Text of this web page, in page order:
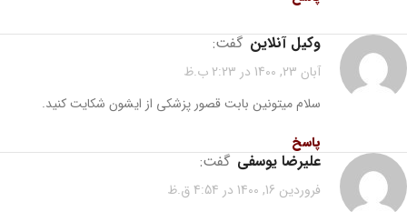
وکیل آنلاین گفت:
آبان 23, 1400 در 2:23 ب.ظ
سلام میتونین بابت قصور پزشکی از ایشون شکایت کنید.
پاسخ
علیرضا یوسفی گفت:
فروردین 16, 1400 در 4:54 ق.ظ